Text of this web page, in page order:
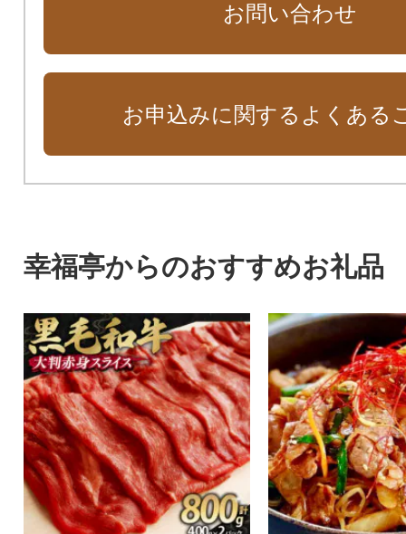
お問い合わせ
お申込みに関するよくある
幸福亭からのおすすめお礼品